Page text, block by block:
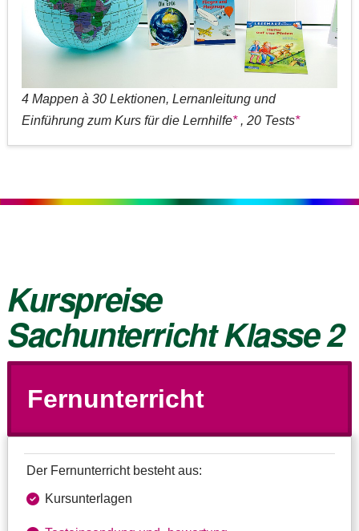
4 Mappen à 30 Lektionen, Lernanleitung und
Einführung zum Kurs für die Lernhilfe* , 20 Tests*
Kurspreise
Sachunterricht Klasse 2
Fernunterricht
Der Fernunterricht besteht aus:
Kursunterlagen